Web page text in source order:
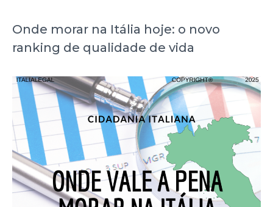
Onde morar na Itália hoje: o novo
ranking de qualidade de vida